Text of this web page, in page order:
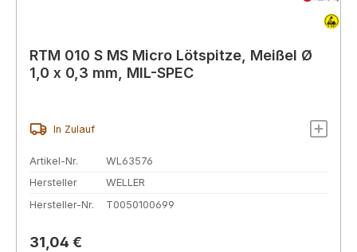
RTM 010 S MS Micro Lötspitze, Meißel Ø
1,0 x 0,3 mm, MIL-SPEC
In Zulauf
Artikel-Nr.
WL63576
Hersteller
WELLER
Hersteller-Nr.
T0050100699
Regulärer Preis:
31,04 €